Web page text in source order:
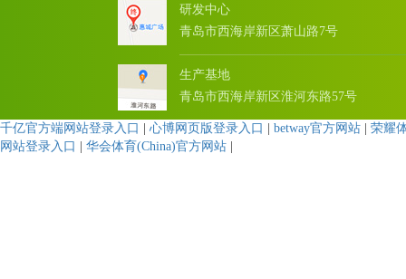
研发中心
青岛市西海岸新区萧山路7号
生产基地
青岛市西海岸新区淮河东路57号
千亿官方端网站登录入口 | 心博网页版登录入口 | betway官方网站 | 荣耀
网站登录入口 | 华会体育(China)官方网站 |